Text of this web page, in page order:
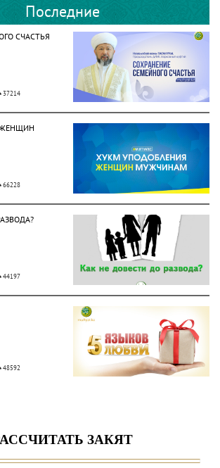
Последние
СЧАСТЬЯ
37214
66228
44197
48592
19719